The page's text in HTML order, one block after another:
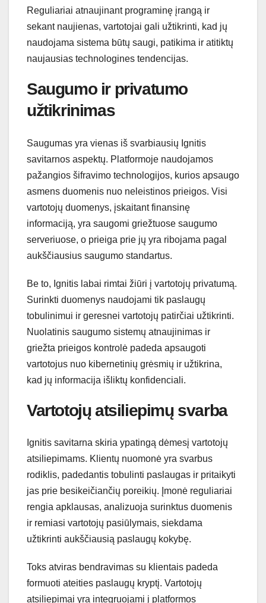
Reguliariai atnaujinant programinę įrangą ir
sekant naujienas, vartotojai gali užtikrinti, kad jų
naudojama sistema būtų saugi, patikima ir atitiktų
naujausias technologines tendencijas.
Saugumo ir privatumo
užtikrinimas
Saugumas yra vienas iš svarbiausių Ignitis
savitarnos aspektų. Platformoje naudojamos
pažangios šifravimo technologijos, kurios apsaugo
asmens duomenis nuo neleistinos prieigos. Visi
vartotojų duomenys, įskaitant finansinę
informaciją, yra saugomi griežtuose saugumo
serveriuose, o prieiga prie jų yra ribojama pagal
aukščiausius saugumo standartus.
Be to, Ignitis labai rimtai žiūri į vartotojų privatumą.
Surinkti duomenys naudojami tik paslaugų
tobulinimui ir geresnei vartotojų patirčiai užtikrinti.
Nuolatinis saugumo sistemų atnaujinimas ir
griežta prieigos kontrolė padeda apsaugoti
vartotojus nuo kibernetinių grėsmių ir užtikrina,
kad jų informacija išliktų konfidenciali.
Vartotojų atsiliepimų svarba
Ignitis savitarna skiria ypatingą dėmesį vartotojų
atsiliepimams. Klientų nuomonė yra svarbus
rodiklis, padedantis tobulinti paslaugas ir pritaikyti
jas prie besikeičiančių poreikių. Įmonė reguliariai
rengia apklausas, analizuoja surinktus duomenis
ir remiasi vartotojų pasiūlymais, siekdama
užtikrinti aukščiausią paslaugų kokybę.
Toks atviras bendravimas su klientais padeda
formuoti ateities paslaugų kryptį. Vartotojų
atsiliepimai yra integruojami į platformos